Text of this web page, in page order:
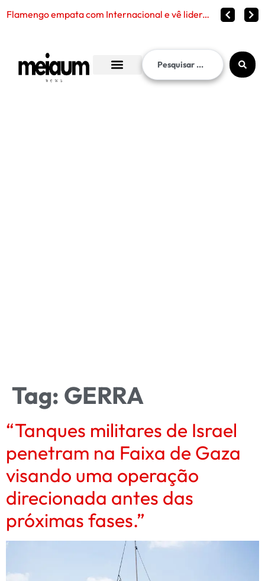
Flamengo empata com Internacional e vê liderança continuar distante no Brasileirão 2026
Tag: GERRA
“Tanques militares de Israel
penetram na Faixa de Gaza
visando uma operação
direcionada antes das
próximas fases.”